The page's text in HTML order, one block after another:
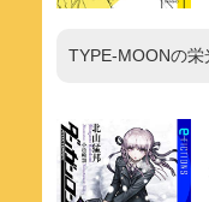
TYPE-MOONの